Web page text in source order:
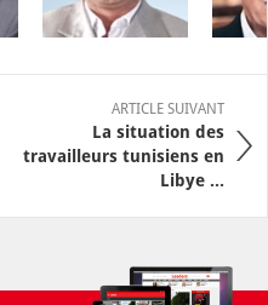
ARTICLE SUIVANT
La situation des
travailleurs tunisiens en
Libye ...